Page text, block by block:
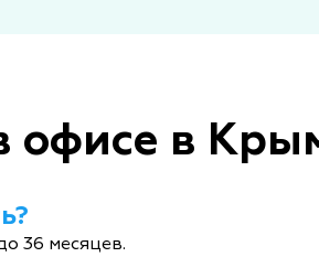
офисе в
36 месяцев.